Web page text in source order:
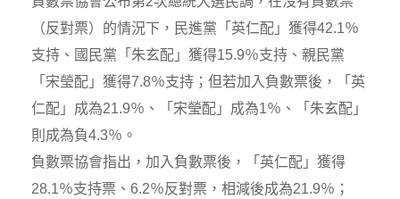
（反對票）的情況下，民進黨「英仁配」獲得42.1％
支持、國民黨「朱玄配」獲得15.9％支持、親民黨
「宋瑩配」獲得7.8％支持；但若加入負數票後，「英
仁配」成為21.9％、「宋瑩配」成為1％、「朱玄配」
則成為負4.3％。
負數票協會指出，加入負數票後，「英仁配」獲得
28.1％支持票、6.2％反對票，相減後成為21.9％；